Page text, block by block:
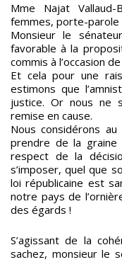
Mme Najat
femmes, porte-parole
Monsieur le
favorable à la
commis à l’occasion
Et cela pour une
estimons que
justice. Or nous ne
remise en cause.
Nous considérons
prendre de la
respect de la
s’imposer, quel que
loi républicaine est
notre pays de
des égards !
S’agissant de la
sachez, monsieur le